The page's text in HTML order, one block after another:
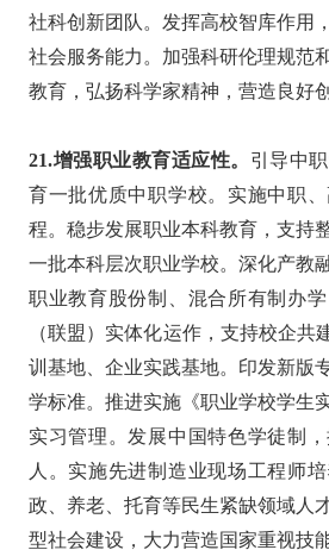
社科创新团队。发挥高校智库作用
社会服务能力。加强科研伦理规范
教育，弘扬科学家精神，营造良好
21.增强职业教育适应性。 引导中
育一批优质中职学校。实施中职
程。稳步发展职业本科教育，支持
一批本科层次职业学校。深化产教
职业教育股份制、混合所有制办
（联盟）实体化运作，支持校企共
训基地、企业实践基地。印发新版
学标准。推进实施《职业学校学生
实习管理。发展中国特色学徒制
人。实施先进制造业现场工程师
政、养老、托育等民生紧缺领域人
型社会建设，大力营造国家重视技